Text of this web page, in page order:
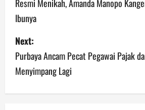
s
t
n
a
Resmi Menikah, Amanda Manopo
Ibunya
Next:
Purbaya Ancam Pecat Pegawai Pajak
Menyimpang Lagi